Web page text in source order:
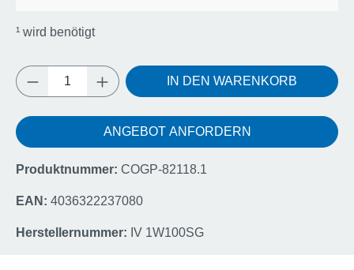
¹ wird benötigt
Produkt Anzahl: Gib den gewünschten
IN DEN WARENKORB
ANGEBOT ANFORDERN
Produktnummer: COGP-82118.1
EAN: 4036322237080
Herstellernummer: IV 1W100SG